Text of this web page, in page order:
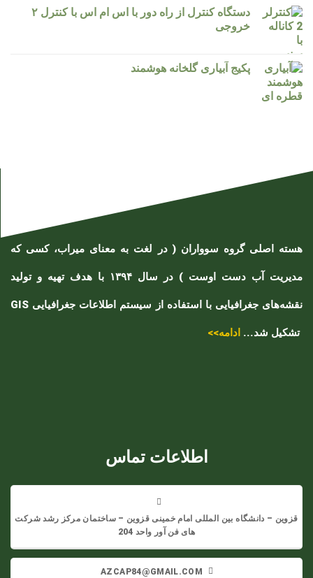
دستگاه کنترل از راه دور با اس ام اس با کنترل ۲
خروجی
پکیج آبیاری گلخانه هوشمند
هسته اصلی گروه سوواران ( در لغت به معنای میراب، کسی که
مدیریت آب دست اوست ) در سال ۱۳۹۴ با هدف تهیه و تولید
نقشه‌های جغرافیایی با استفاده از سیستم اطلاعات جغرافیایی GIS
تشکیل شد... ادامه>>
اطلاعات تماس
قزوین – دانشگاه بین المللی امام خمینی قزوین – ساختمان مرکز رشد شرکت
های فن آور واحد 204
AZCAP84@GMAIL.COM